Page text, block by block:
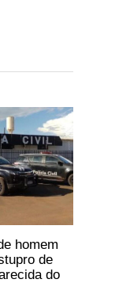
homem
de
do